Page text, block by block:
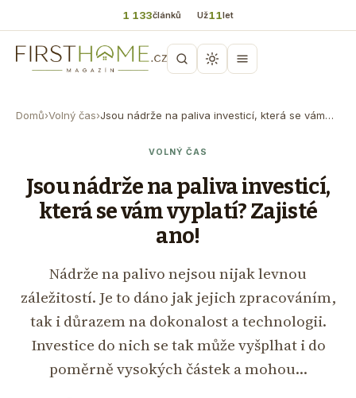
1 133článků Už11let
Domů›Volný čas›Jsou nádrže na paliva investicí, která se vám…
VOLNÝ ČAS
Jsou nádrže na paliva investicí,
která se vám vyplatí? Zajisté
ano!
Nádrže na palivo nejsou nijak levnou
záležitostí. Je to dáno jak jejich zpracováním,
tak i důrazem na dokonalost a technologii.
Investice do nich se tak může vyšplhat i do
poměrně vysokých částek a mohou…